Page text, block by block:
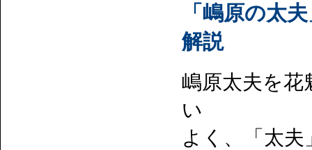
「嶋原の太
解説
嶋原太夫を
い
よく、「太